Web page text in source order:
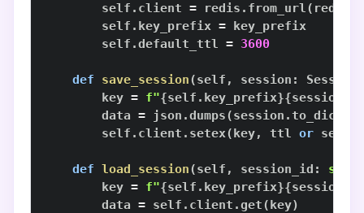
        self
. client = redis . from_url(
        self
. key_prefix =
        self
.default_ttl = 3600
def save_session(self , session : Session
        key
= f"{self . key_prefix}{session
        data
= json .dumps(session .to_dict
        self
. client . setex(key, ttl or self
def load_session(self , session_id : str
        key
= f"{self . key_prefix}{session_id
        data
= self . client .get(key)